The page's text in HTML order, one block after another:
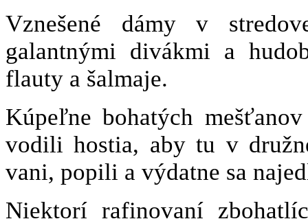
Vznešené dámy v
galantnými divákmi a
flauty a šalmaje.
Kúpeľne bohatých
vodili hostia, aby tu v
vani, popili a výdatne sa
Niektorí rafinovaní